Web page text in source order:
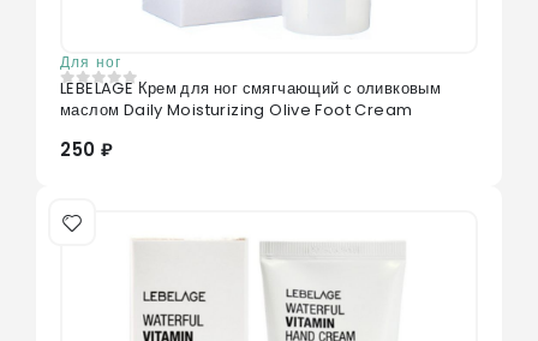
Для ног
0из 5
LEBELAGE Крем для ног смягчающий с оливковым
маслом Daily Moisturizing Olive Foot Cream
250 ₽